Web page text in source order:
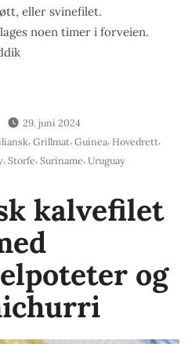
eller svinefilet.
noen timer i forveien.
29. juni 2024
, Grillmat, Guinea, Hovedrett,
, Storfe, Suriname, Uruguay
kalvefilet
og